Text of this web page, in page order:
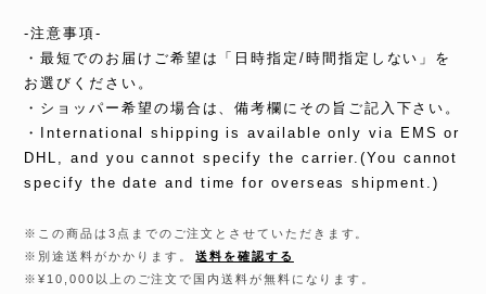
-注意事項-
・最短でのお届けご希望は「日時指定/時間指定しない」を
お選びください。
・ショッパー希望の場合は、備考欄にその旨ご記入下さい。
・International shipping is available only via EMS or
DHL, and you cannot specify the carrier.(You cannot
specify the date and time for overseas shipment.)
※この商品は3点までのご注文とさせていただきます。
※別途送料がかかります。
送料を確認する
※¥10,000以上のご注文で国内送料が無料になります。